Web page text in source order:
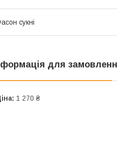
сукні
для
1 270 ₴